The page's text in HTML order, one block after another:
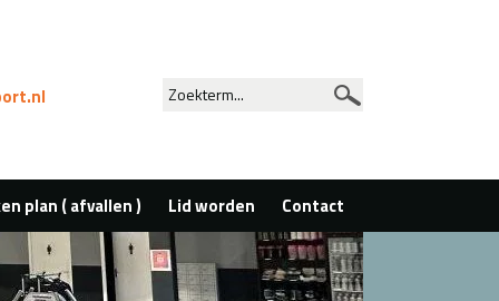
plan ( afvallen ) Lid worden Contact